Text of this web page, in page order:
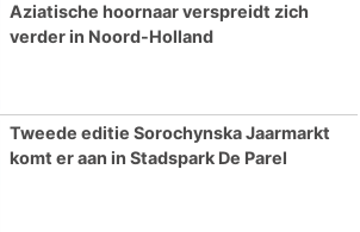
Aziatische hoornaar verspreidt zich
verder in Noord-Holland
Tweede editie Sorochynska Jaarmarkt
komt er aan in Stadspark De Parel